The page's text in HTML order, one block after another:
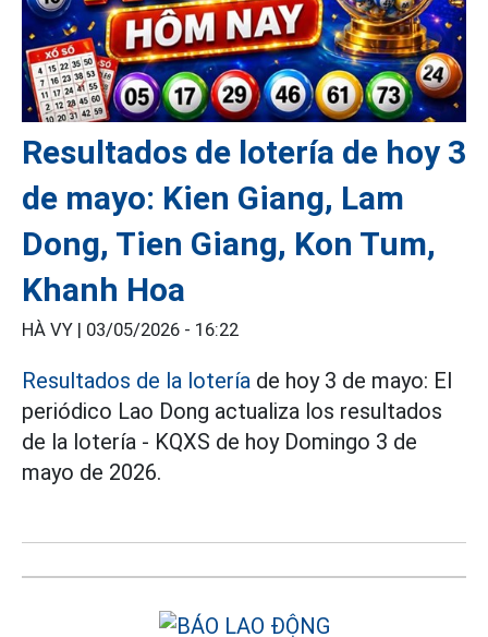
Resultados de lotería de hoy 3
de mayo: Kien Giang, Lam
Dong, Tien Giang, Kon Tum,
Khanh Hoa
HÀ VY | 03/05/2026 - 16:22
Resultados de la lotería de hoy 3 de mayo: El
periódico Lao Dong actualiza los resultados
de la lotería - KQXS de hoy Domingo 3 de
mayo de 2026.